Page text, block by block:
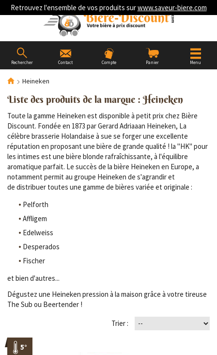
Retrouvez l'ensemble de vos produits surwww.saveur-biere.com
Rechercher Contact Compte Panier Menu
Heineken
Liste des produits de la marque : Heineken
Toute la gamme Heineken est disponible à petit prix chez Bière
Discount. Fondée en 1873 par Gerard Adriaaan Heineken, La
célèbre brasserie Holandaise à sue se forger une excellente
réputation en proposant une bière de grande qualité ! la "HK" pour
les intimes est une bière blonde rafraîchissante, à l'équilibre
aromatique parfait. Le succès de la bière Heineken en Europe, a
notamment permit au groupe Heineken de s'agrandir et
de distribuer toutes une gamme de bières variée et originale :
Pelforth
Affligem
Edelweiss
Desperados
Fischer
et bien d'autres...
Dégustez une Heineken pression à la maison grâce à votre tireuse
The Sub ou Beertender !
Trier :
5°